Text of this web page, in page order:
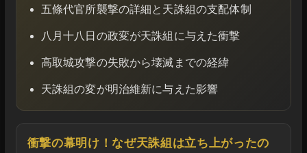
五條代官所襲撃の詳細と天誅組の支配体制
八月十八日の政変が天誅組に与えた衝撃
高取城攻撃の失敗から壊滅までの経緯
天誅組の変が明治維新に与えた影響
衝撃の幕明け！なぜ天誅組は立ち上がったの